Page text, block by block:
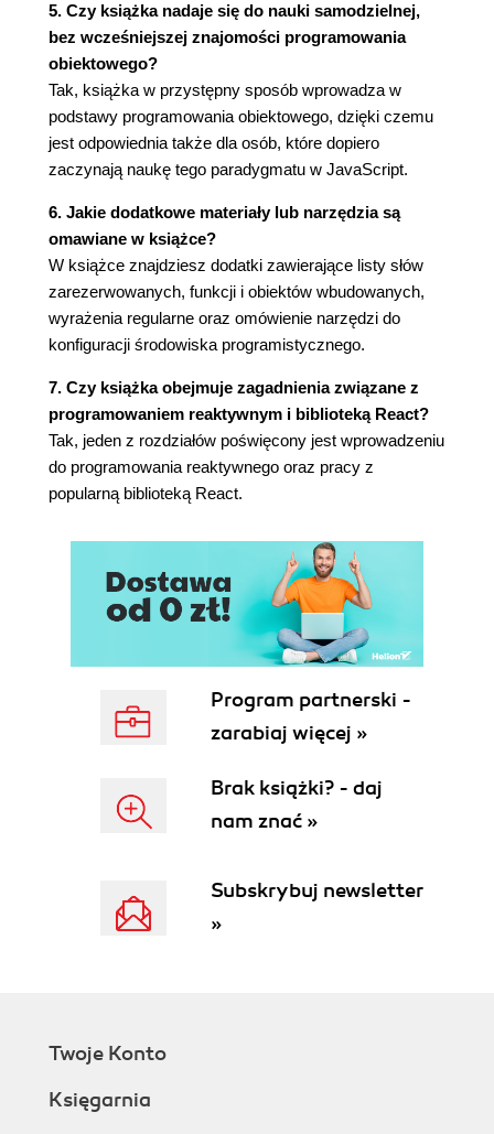
parseFloat() (86)
isNaN() (87)
isFinite() (88)
encodeURI() i encodeURIComponent() (88)
eval() (88)
Zakres zmiennych (89)
Wynoszenie zmiennych (91)
Zakres bloku (92)
Funkcje są danymi (93)
Funkcje anonimowe (95)
Wywołania zwrotne (95)
Funkcje natychmiastowe (98)
Funkcje wewnętrzne (prywatne) (99)
Funkcjo, przepiszże się! (101)
Domknięcia (102)
Łańcuch zakresów (103)
Przerwanie łańcucha za pomocą domknięcia
(103)
IIFE a bloki (111)
Funkcje strzałkowe (111)
Rozdział 4. Obiekty (115)
Od tablic do obiektów (115)
Elementy, właściwości, metody i składowe
Tablice asocjacyjne (118)
Dostęp do właściwości obiektu (118)
Modyfikacja właściwości i metod (120)
Wartość this (121)
Konstruktory (122)
Przekazywanie obiektów (126)
Porównywanie obiektów (127)
5. Czy książka nadaje się do nauki samodzielnej,
bez wcześniejszej znajomości programowania
obiektowego?
Tak, książka w przystępny sposób wprowadza w
podstawy programowania obiektowego, dzięki czemu
jest odpowiednia także dla osób, które dopiero
zaczynają naukę tego paradygmatu w JavaScript.
6. Jakie dodatkowe materiały lub narzędzia są
omawiane w książce?
W książce znajdziesz dodatki zawierające listy słów
zarezerwowanych, funkcji i obiektów wbudowanych,
wyrażenia regularne oraz omówienie narzędzi do
konfiguracji środowiska programistycznego.
7. Czy książka obejmuje zagadnienia związane z
programowaniem reaktywnym i biblioteką React?
Tak, jeden z rozdziałów poświęcony jest wprowadzeniu
do programowania reaktywnego oraz pracy z
popularną biblioteką React.
Program partnerski -
zarabiaj więcej »
Brak książki? - daj
nam znać »
Subskrybuj newsletter
»
Twoje Konto
Księgarnia